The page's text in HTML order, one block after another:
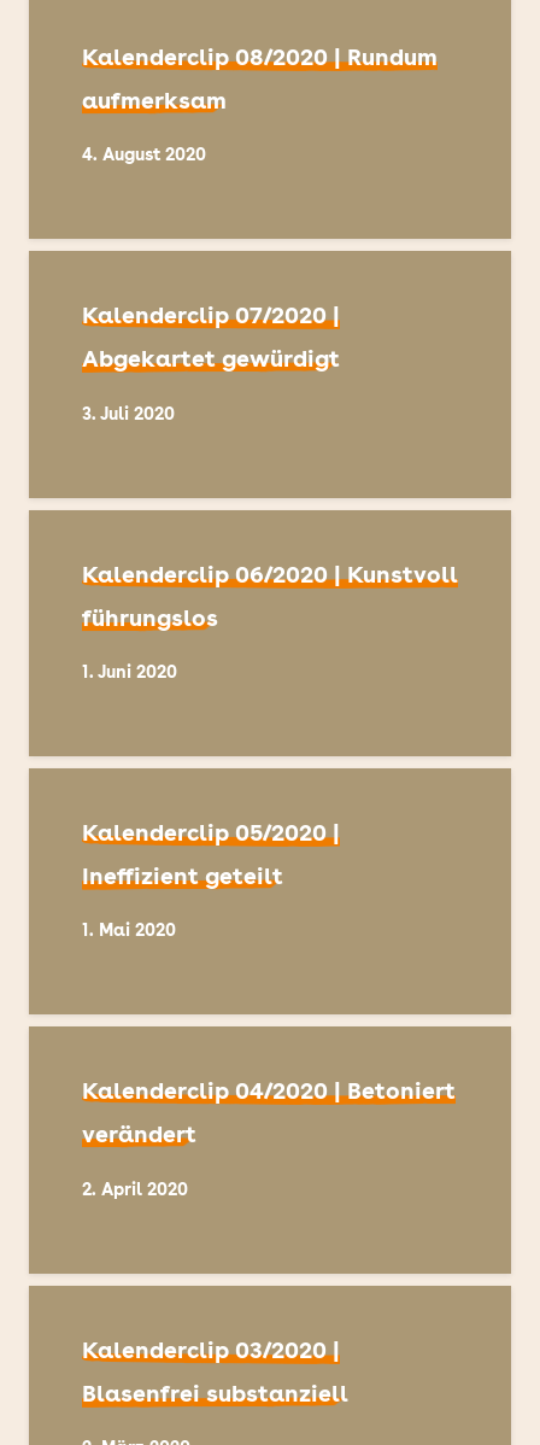
Kalenderclip 08/2020 | Rundum
aufmerksam
4. August 2020
Kalenderclip 07/2020 |
Abgekartet gewürdigt
3. Juli 2020
Kalenderclip 06/2020 | Kunstvoll
führungslos
1. Juni 2020
Kalenderclip 05/2020 |
Ineffizient geteilt
1. Mai 2020
Kalenderclip 04/2020 | Betoniert
verändert
2. April 2020
Kalenderclip 03/2020 |
Blasenfrei substanziell